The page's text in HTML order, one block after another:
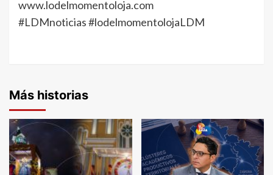
www.lodelmomentoloja.com
#LDMnoticias #lodelmomentolojaLDM
Más historias